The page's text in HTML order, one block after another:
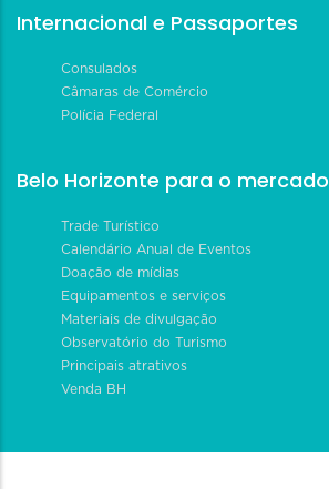
Internacional e Passaportes
Consulados
Câmaras de Comércio
Polícia Federal
Belo Horizonte para o mercado
Trade Turístico
Calendário Anual de Eventos
Doação de mídias
Equipamentos e serviços
Materiais de divulgação
Observatório do Turismo
Principais atrativos
Venda BH